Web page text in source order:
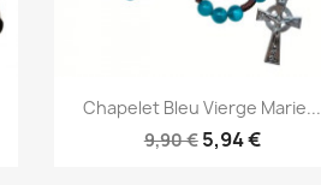
Aperçu rapide
Chapelet Bleu Vierge Marie...
9,90 € 5,94 €